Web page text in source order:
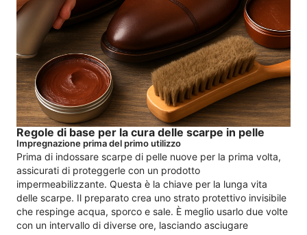
Regole di base per la cura delle scarpe in pelle
Impregnazione prima del primo utilizzo
Prima di indossare scarpe di pelle nuove per la prima volta,
assicurati di proteggerle con un prodotto
impermeabilizzante. Questa è la chiave per la lunga vita
delle scarpe. Il preparato crea uno strato protettivo invisibile
che respinge acqua, sporco e sale. È meglio usarlo due volte
con un intervallo di diverse ore, lasciando asciugare